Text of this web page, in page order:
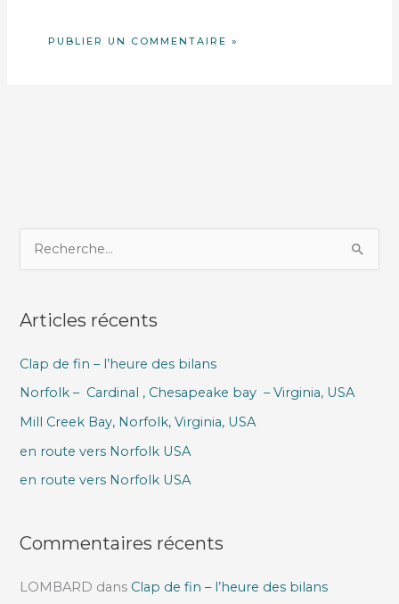
e
h
r
c
h
e
Articles récents
Clap de fin – l’heure des bilans
Norfolk – Cardinal , Chesapeake bay – Virginia, USA
Mill Creek Bay, Norfolk, Virginia, USA
en route vers Norfolk USA
en route vers Norfolk USA
Commentaires récents
LOMBARD dans Clap de fin – l’heure des bilans